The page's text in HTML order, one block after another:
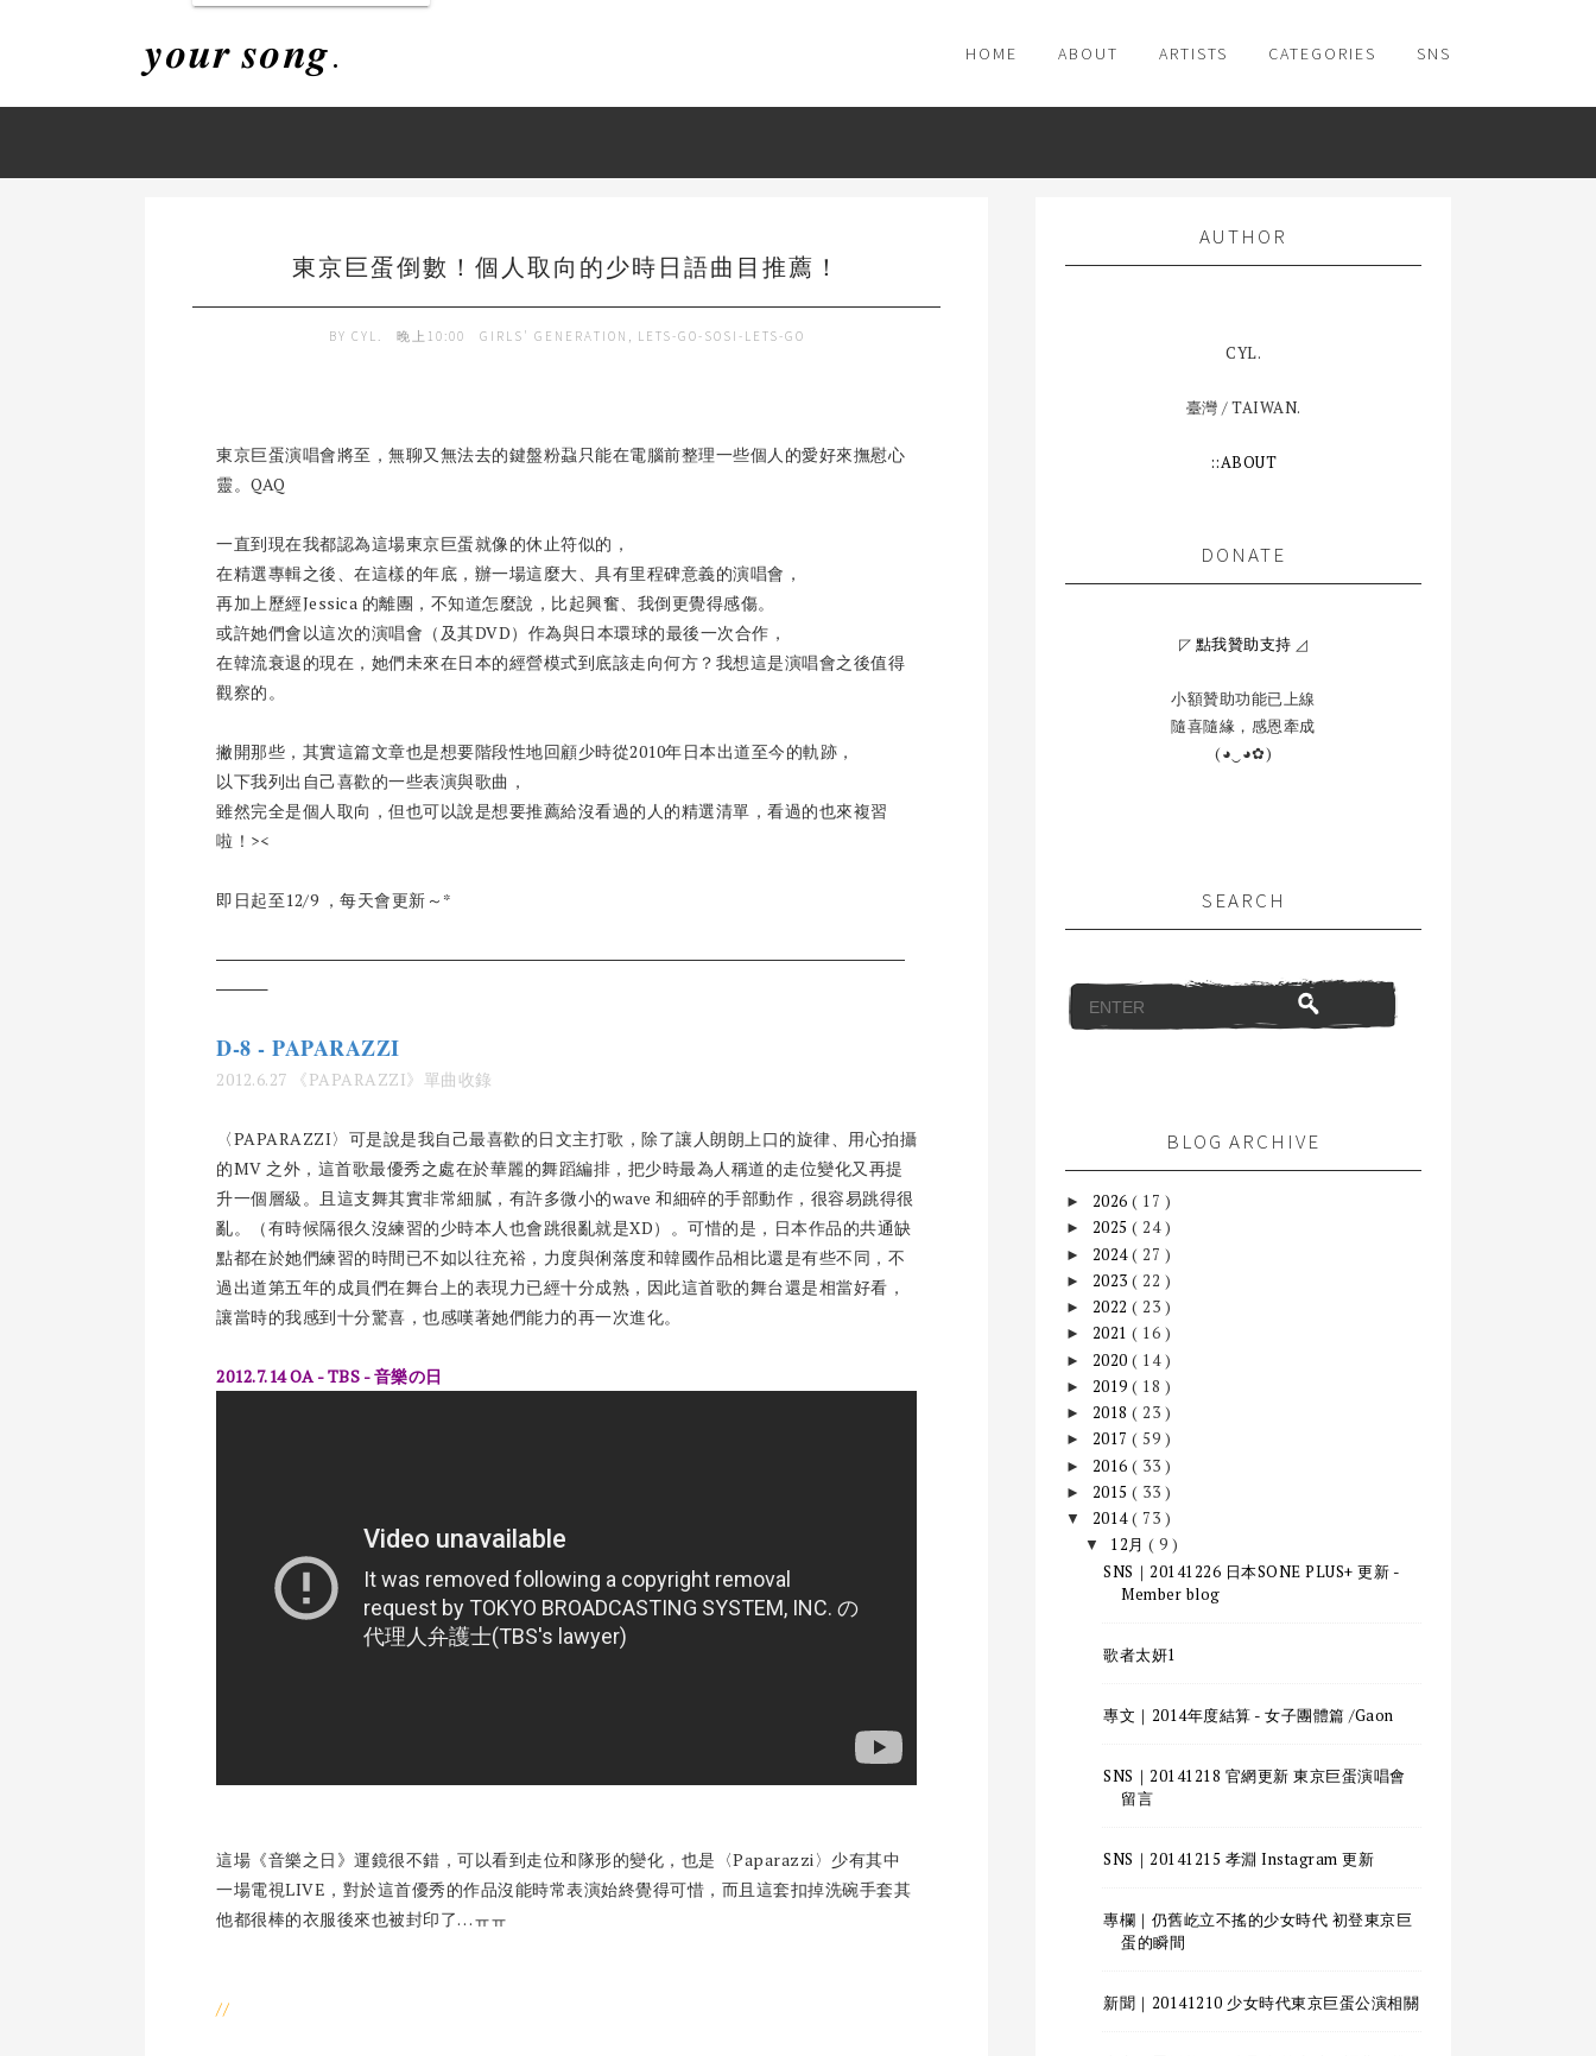
𝒚𝒐𝒖𝒓 𝒔𝒐𝒏𝒈. HOME ABOUT ARTISTS CATEGORIES SNS
東京巨蛋倒數！個人取向的少時日語曲目推薦！
BY CYL. 晚上10:00 GIRLS' GENERATION , LETS-GO-SOSI-LETS-GO
東京巨蛋演唱會將至，無聊又無法去的鍵盤粉蝨只能在電腦前整理一些個人的愛好來撫慰心
靈。QAQ
一直到現在我都認為這場東京巨蛋就像的休止符似的，
在精選專輯之後、在這樣的年底，辦一場這麼大、具有里程碑意義的演唱會，
再加上歷經Jessica 的離團，不知道怎麼說，比起興奮、我倒更覺得感傷。
或許她們會以這次的演唱會（及其DVD）作為與日本環球的最後一次合作，
在韓流衰退的現在，她們未來在日本的經營模式到底該走向何方？我想這是演唱會之後值得
觀察的。
撇開那些，其實這篇文章也是想要階段性地回顧少時從2010年日本出道至今的軌跡，
以下我列出自己喜歡的一些表演與歌曲，
雖然完全是個人取向，但也可以說是想要推薦給沒看過的人的精選清單，看過的也來複習
啦！><
即日起至12/9 ，每天會更新～*
D-8 - PAPARAZZI
2012.6.27 《PAPARAZZI》單曲收錄
〈PAPARAZZI〉可是說是我自己最喜歡的日文主打歌，除了讓人朗朗上口的旋律、用心拍攝
的MV 之外，這首歌最優秀之處在於華麗的舞蹈編排，把少時最為人稱道的走位變化又再提
升一個層級。且這支舞其實非常細膩，有許多微小的wave 和細碎的手部動作，很容易跳得很
亂。（有時候隔很久沒練習的少時本人也會跳很亂就是XD）。可惜的是，日本作品的共通缺
點都在於她們練習的時間已不如以往充裕，力度與俐落度和韓國作品相比還是有些不同，不
過出道第五年的成員們在舞台上的表現力已經十分成熟，因此這首歌的舞台還是相當好看，
讓當時的我感到十分驚喜，也感嘆著她們能力的再一次進化。
2012.7.14 OA - TBS - 音樂の日
這場《音樂之日》運鏡很不錯，可以看到走位和隊形的變化，也是〈Paparazzi〉少有其中
一場電視LIVE，對於這首優秀的作品沒能時常表演始終覺得可惜，而且這套扣掉洗碗手套其
他都很棒的衣服後來也被封印了…ㅠㅠ
//
AUTHOR
CYL.
臺灣 / TAIWAN.
::ABOUT
DONATE
◸ 點我贊助支持 ◿
小額贊助功能已上線
隨喜隨緣，感恩牽成
(◕‿◕✿)
SEARCH
BLOG ARCHIVE
► 2026 ( 17 )
► 2025 ( 24 )
► 2024( 27 )
► 2023 ( 22 )
► 2022 ( 23 )
► 2021 ( 16 )
► 2020 ( 14 )
► 2019 ( 18 )
► 2018 ( 23 )
► 2017 ( 59 )
► 2016 ( 33 )
► 2015 ( 33 )
▼ 2014( 73 )
▼ 12月( 9 )
SNS｜20141226 日本SONE PLUS+ 更新 -
Member blog
歌者太妍1
專文｜2014年度結算 - 女子團體篇 /Gaon
SNS｜20141218 官網更新 東京巨蛋演唱會
留言
SNS｜20141215 孝淵 Instagram 更新
專欄｜仍舊屹立不搖的少女時代 初登東京巨
蛋的瞬間
新聞｜20141210 少女時代東京巨蛋公演相關